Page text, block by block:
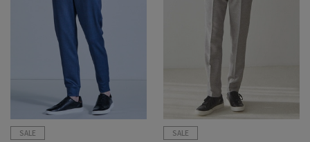
SALE
SALE